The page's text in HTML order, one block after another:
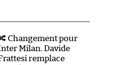
Changement pour
Milan. Davide
remplace